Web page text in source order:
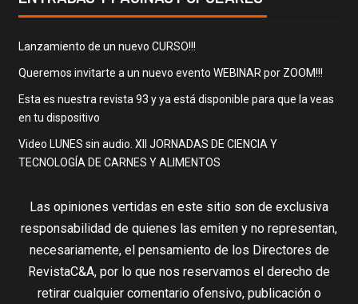
Lanzamiento de un nuevo CURSO!!!
Queremos invitarte a un nuevo evento WEBINAR por ZOOM!!!
Esta es nuestra revista 93 y ya está disponible para que la veas
en tu dispositivo
Video LUNES sin audio. XII JORNADAS DE CIENCIA Y
TECNOLOGÍA DE CARNES Y ALIMENTOS
Las opiniones vertidas en este sitio son de exclusiva
responsabilidad de quienes las emiten y no representan,
necesariamente, el pensamiento de los Directores de
RevistaC&A, por lo que nos reservamos el derecho de
retirar cualquier comentario ofensivo, publicación o